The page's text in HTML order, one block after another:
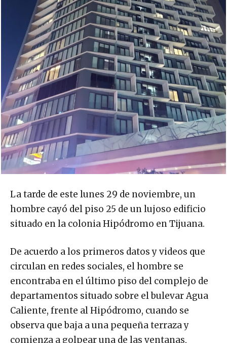
La tarde de este lunes 29 de noviembre, un
hombre cayó del piso 25 de un lujoso edificio
situado en la colonia Hipódromo en Tijuana.
De acuerdo a los primeros datos y videos que
circulan en redes sociales, el hombre se
encontraba en el último piso del complejo de
departamentos situado sobre el bulevar Agua
Caliente, frente al Hipódromo, cuando se
observa que baja a una pequeña terraza y
comienza a golpear una de las ventanas,